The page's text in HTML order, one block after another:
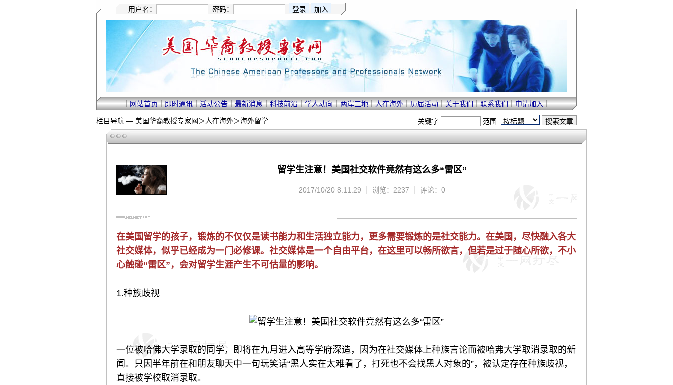
用户名： 密码：
｜网站首页｜即时通讯｜活动公告｜最新消息｜科技前沿｜学人动向｜两岸三地｜人在海外｜历届活动｜关于我们｜联系我们｜申请加入｜
栏目导航 — 美国华裔教授专家网＞人在海外＞海外留学 关键字 范围
留学生注意！美国社交软件竟然有这么多“雷区”
2017/10/20 8:11:29 ｜ 浏览：2237 ｜ 评论：0
在美国留学的孩子，锻炼的不仅仅是读书能力和生活独立能力，更多需要锻炼的是社交能力。在美国，尽快融入各大
社交媒体，似乎已经成为一门必修课。社交媒体是一个自由平台，在这里可以畅所欲言，但若是过于随心所欲，不小
心触碰“雷区”，会对留学生涯产生不可估量的影响。
1.种族歧视
一位被哈佛大学录取的同学，即将在九月进入高等学府深造，因为在社交媒体上种族言论而被哈弗大学取消录取的新
闻。只因半年前在和朋友聊天中一句玩笑话“黑人实在太难看了，打死也不会找黑人对象的”，被认定存在种族歧视，
直接被学校取消录取。